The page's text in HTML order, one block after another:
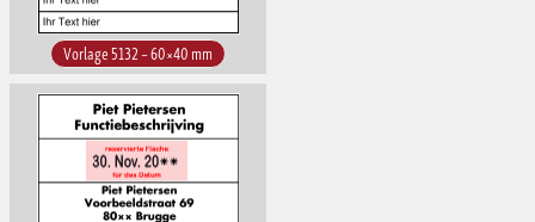
Vorlage 5132 – 60×40 mm